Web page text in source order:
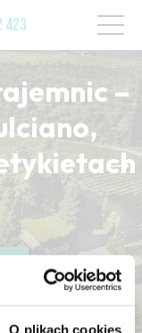
O plikach cookies
423
–